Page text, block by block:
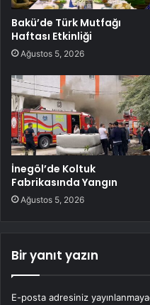
Bakü’de Türk Mutfağı
Haftası Etkinliği
Ağustos 5, 2026
İnegöl’de Koltuk
Fabrikasında Yangın
Ağustos 5, 2026
Bir yanıt yazın
E-posta adresiniz